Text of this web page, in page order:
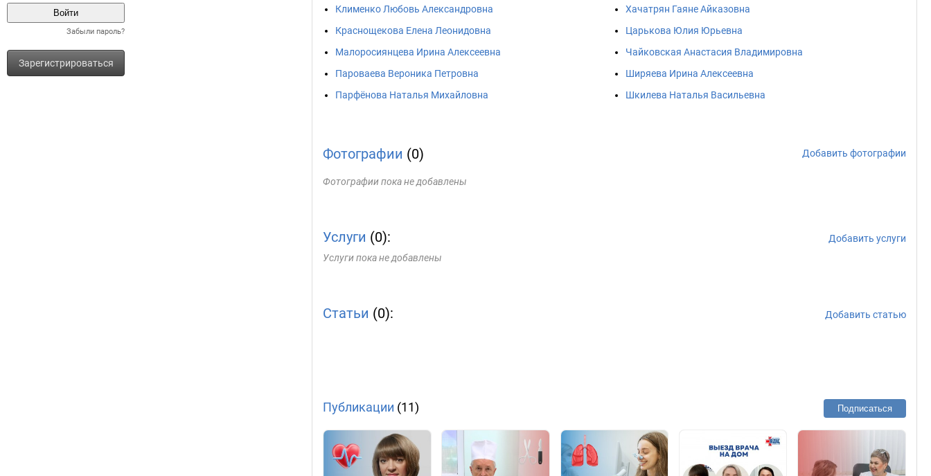
Забыли пароль?
Зарегистрироваться
Клименко Любовь Александровна
Краснощекова Елена Леонидовна
Малоросиянцева Ирина Алексеевна
Пароваева Вероника Петровна
Парфёнова Наталья Михайловна
Хачатрян Гаяне Айказовна
Царькова Юлия Юрьевна
Чайковская Анастасия Владимировна
Ширяева Ирина Алексеевна
Шкилева Наталья Васильевна
Фотографии (0) Добавить фотографии
Фотографии пока не добавлены
Услуги (0):
Добавить услуги
Услуги пока не добавлены
Статьи (0): Добавить статью
Публикации (11) Подписаться